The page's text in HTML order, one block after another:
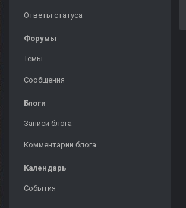
Ответы статуса
Форумы
Темы
Сообщения
Блоги
Записи блога
Комментарии блога
Календарь
События